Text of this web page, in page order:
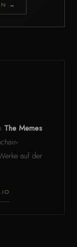
→
The Memes
auf der